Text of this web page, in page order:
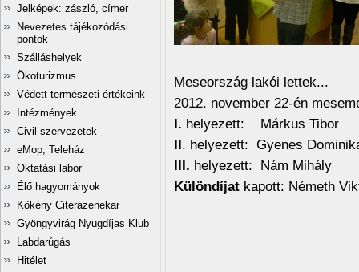
Jelképek: zászló, címer
Nevezetes tájékozódási
pontok
Szálláshelyek
Ökoturizmus
Védett természeti értékeink
Intézmények
Civil szervezetek
eMop, Teleház
Oktatási labor
Élő hagyományok
Kökény Citerazenekar
Gyöngyvirág Nyugdíjas Klub
Labdarúgás
Hitélet
Meseország lakói lettek...
2012. november 22-én
I. helyezett: Márkus
II. helyezett: Gyenes
III. helyezett: Nám
Különdíjat kapott: Németh